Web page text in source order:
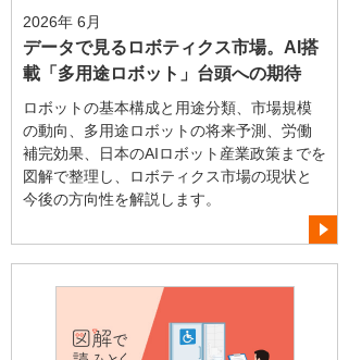
2026年 6月
データで見るロボティクス市場。AI搭
載「多用途ロボット」台頭への期待
ロボットの基本構成と用途分類、市場規模
の動向、多用途ロボットの将来予測、労働
補完効果、日本のAIロボット産業政策までを
図解で整理し、ロボティクス市場の現状と
今後の方向性を解説します。